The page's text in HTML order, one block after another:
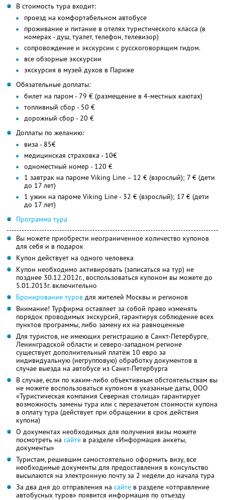
В стоимость тура входит:
проезд на комфортабельном автобусе
проживание и питание в отелях туристического класса (в
номерах - душ, туалет, телефон, телевизор)
сопровождение и экскурсии с русскоговорящим гидом.
все обзорные экскурсии
экскурсия в музей духов в Париже
Обязательные доплаты:
билет на паром - 79 € (размещение в 4-местных каютах)
топливный сбор - 50 €
дорожный сбор - 20 €
Доплаты по желанию:
виза - 85€
медицинская страховка - 10€
одноместный номер - 120 €
1 завтрак на пароме Viking Line – 12 € (взрослый); 7 € (дети
до 17 лет)
1 ужин на пароме Viking Line - 32 € (взрослый); 17 € (дети
до 17 лет)
Программа тура
Вы можете приобрести неограниченное количество купонов
для себя и в подарок
Купон действует на одного человека
Купон необходимо активировать (записаться на тур) не
позднее 30.12.2012г., воспользоваться купоном вы можете до
5.01.2013г. включительно
Бронирование туров для жителей Москвы и регионов
Внимание! Турфирма оставляет за собой право изменять
порядок проводимых экскурсий, гарантируя соблюдение всех
пунктов программы, либо замену их на равноценные
Для туристов, не имеющих регистрацию в Санкт-Петербурге,
Ленинградской области и северо-западном регионе
существует дополнительный платёж 10 евро за
индивидуальную (негрупповую) обработку документов в
случае выезда на автобусе из Санкт-Петербурга
В случае, если по каким-либо объективным обстоятельствам вы
не можете воспользоваться купоном в указанные даты, ООО
«Туристическая компания Северная столица» гарантирует
возможность замены тура или с перезачетом стоимости купона
в оплату тура (действует при обращении в срок действия
купона)
О документах необходимых для получения визы можете
посмотреть на сайте в разделе «Информация анкеты,
документы»
Туристам, решившим самостоятельно оформить визу, все
необходимые документы для предоставления в консульство
высылаются на электронную почту за 2 недели до начала тура
За два дня до отправления на сайте в разделе «отправление
автобусных туров» появится информация по отъезду